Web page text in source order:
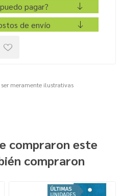
pagar?
de envío
meramente ilustrativas
compraron este
compraron